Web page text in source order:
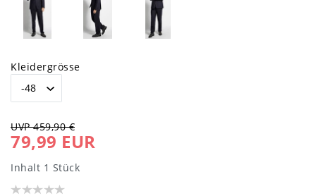
Kleidergrösse
UVP 459,90 €
79,99 EUR
Inhalt 1 Stück